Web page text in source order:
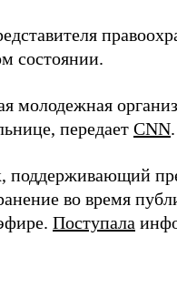
состоянии.
молодежная
передает CNN.
поддерживающий
во время
Поступала